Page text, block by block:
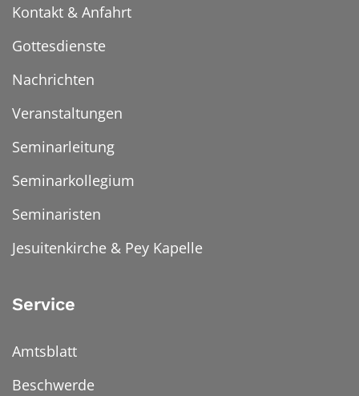
Kontakt & Anfahrt
Gottesdienste
Nachrichten
Veranstaltungen
Seminarleitung
Seminarkollegium
Seminaristen
Jesuitenkirche & Pey Kapelle
Service
Amtsblatt
Beschwerde